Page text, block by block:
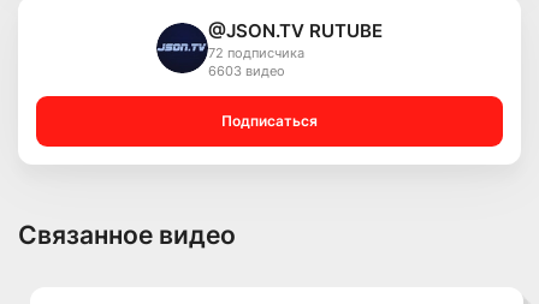
@JSON.TV RUTUBE
72 подписчика
6603 видео
Подписаться
Связанное видео